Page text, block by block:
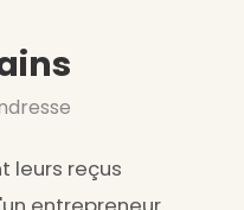
leurs reçus